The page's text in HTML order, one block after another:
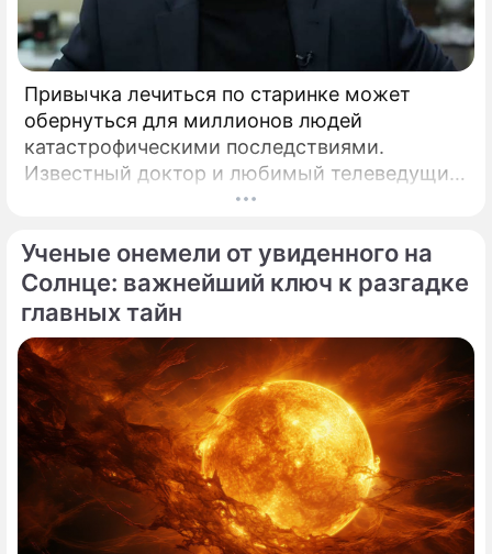
Привычка лечиться по старинке может
обернуться для миллионов людей
катастрофическими последствиями.
Известный доктор и любимый телеведущий
миллионов Александр Мясников обратил
мировой медицине, который буквально
перечеркнул все наши прошлые
представления о здоровье.
Ученые онемели от увиденного на
Солнце: важнейший ключ к разгадке
главных тайн